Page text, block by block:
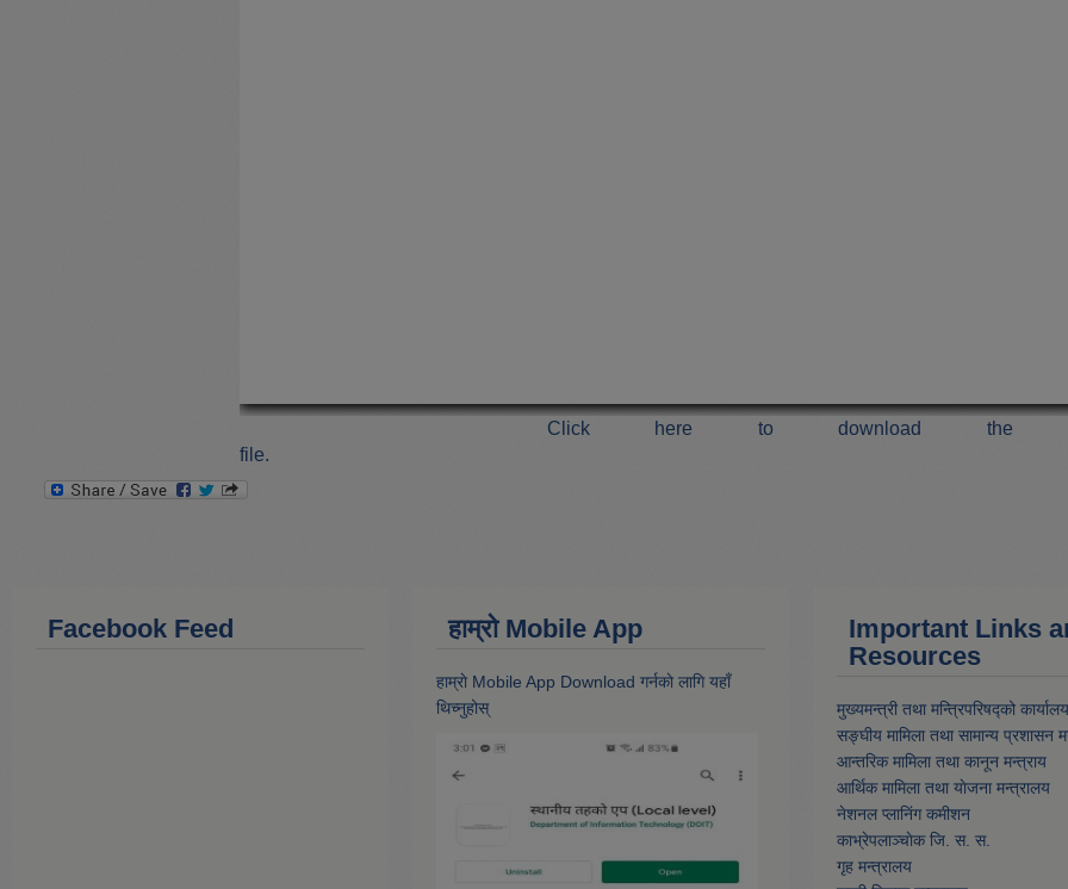
Click here to download the
file.
Facebook Feed हाम्राे Mobile App
हाम्राे Mobile App Download गर्नकाे लागि यहाँ
थिच्नुहोस्‌
Important Links
Resources
मुख्यमन्त्री तथा मन्त्रिपरिषद्को
सङ्घीय मामिला तथा सामान्य प्रशासन
आन्तरिक मामिला तथा कानून मन्त्राय
आर्थिक मामिला तथा याेजना मन्त्रालय
नेशनल प्लानिंग कमीशन
काभ्रेपलाञ्चाेक जि. स. स.
गृह मन्त्रालय